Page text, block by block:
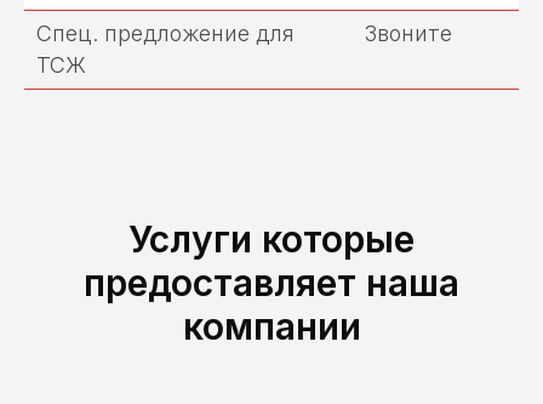
Спец. предложение для
ТСЖ
Звоните
Услуги которые
предоставляет наша
компании